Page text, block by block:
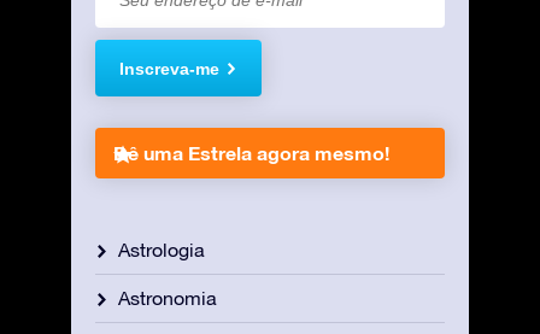
Inscreva-me
Dê uma Estrela agora mesmo!
Astrologia
Astronomia